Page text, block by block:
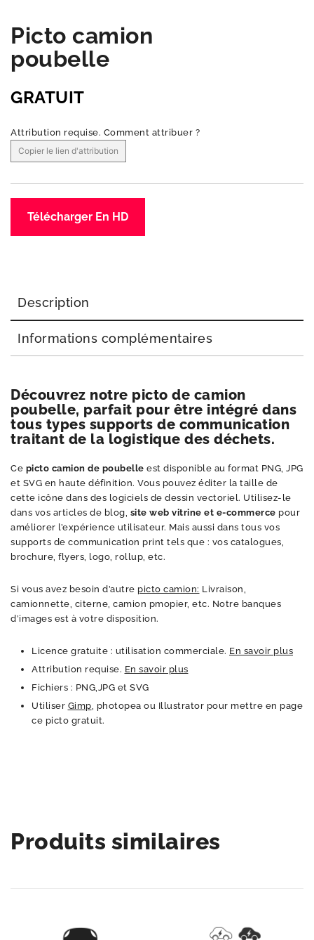
Picto camion
poubelle
GRATUIT
Attribution requise. Comment attribuer ?
Copier le lien d'attribution
Télécharger En HD
Description
Informations complémentaires
Découvrez notre picto de camion
poubelle, parfait pour être intégré dans
tous types supports de communication
traitant de la logistique des déchets.
Ce picto camion de poubelle est disponible au format PNG, JPG
et SVG en haute définition. Vous pouvez éditer la taille de
cette icône dans des logiciels de dessin vectoriel. Utilisez-le
dans vos articles de blog, site web vitrine et e-commerce pour
améliorer l’expérience utilisateur. Mais aussi dans tous vos
supports de communication print tels que : vos catalogues,
brochure, flyers, logo, rollup, etc.
Si vous avez besoin d’autre picto camion: Livraison,
camionnette, citerne, camion pmopier, etc. Notre banques
d’images est à votre disposition.
Licence gratuite : utilisation commerciale. En savoir plus
Attribution requise. En savoir plus
Fichiers : PNG,JPG et SVG
Utiliser Gimp, photopea ou Illustrator pour mettre en page
ce picto gratuit.
Produits similaires